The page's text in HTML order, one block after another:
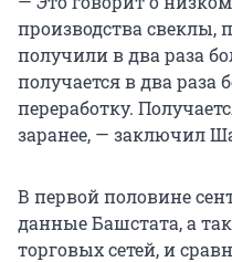
производства свеклы,
получили в два раза
получается в два раза
переработку.
заранее, — заключил
В первой половине
данные Башстата, а
торговых сетей, и